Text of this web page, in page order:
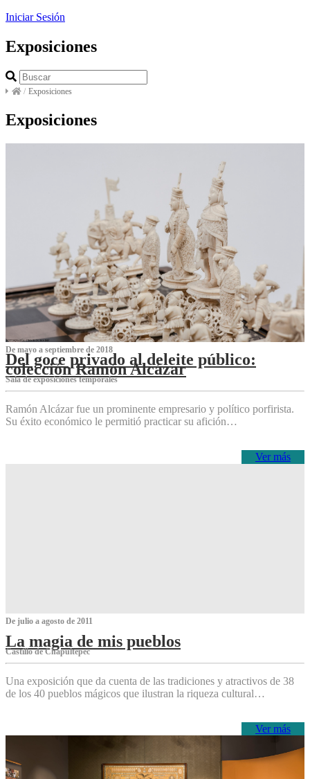
Iniciar Sesión
Exposiciones
/ Exposiciones
Exposiciones
De mayo a septiembre de 2018
Del goce privado al deleite público:
colección Ramón Alcázar
Sala de exposiciones temporales
Ramón Alcázar fue un prominente empresario y político porfirista.
Su éxito económico le permitió practicar su afición…
Ver más
De julio a agosto de 2011
La magia de mis pueblos
Castillo de Chapultepec
Una exposición que da cuenta de las tradiciones y atractivos de 38
de los 40 pueblos mágicos que ilustran la riqueza cultural…
Ver más